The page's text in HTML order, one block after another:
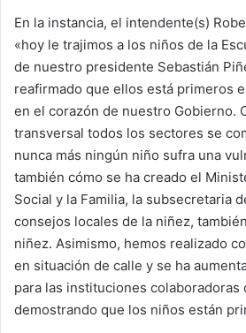
En la instancia, el intendente(s)
«hoy le trajimos a los niños de la
de nuestro presidente Sebastián
reafirmado que ellos está primeros
en el corazón de nuestro Gobierno.
transversal todos los sectores se
nunca más ningún niño sufra una
también cómo se ha creado el
Social y la Familia, la subsecretaria
consejos locales de la niñez,
niñez. Asimismo, hemos realizado
en situación de calle y se ha
para las instituciones colaboradoras
demostrando que los niños están